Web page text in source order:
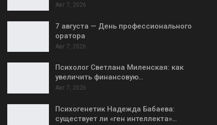
Авг 7, 2026
7 августа — День профессионального
оратора
Авг 7, 2026
Психолог Светлана Миленская: как
увеличить финансовую…
Авг 7, 2026
Психогенетик Надежда Бабаева:
существует ли «ген интеллекта»…